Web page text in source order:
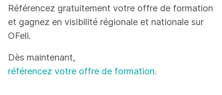
Référencez gratuitement votre offre de formation
et gagnez en visibilité régionale et nationale sur
OFeli.
Dès maintenant,
référencez votre offre de formation.